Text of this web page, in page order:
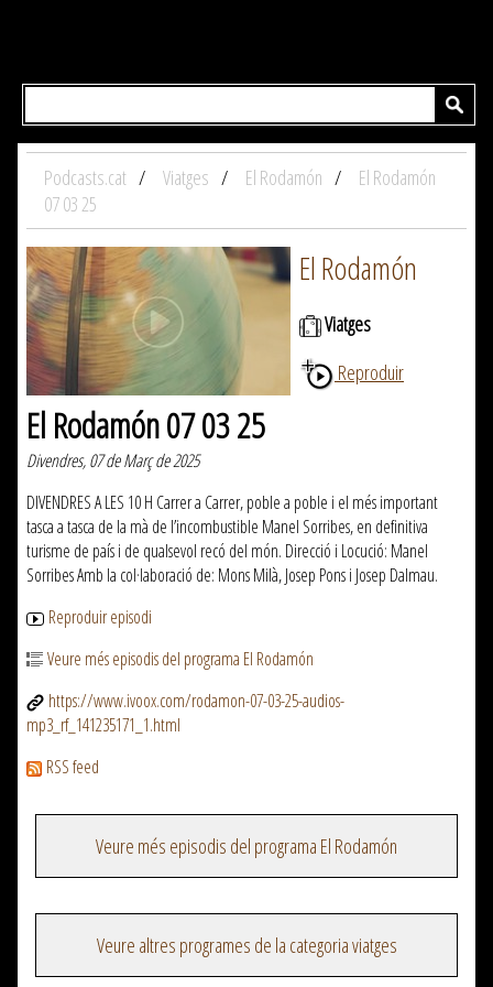
Podcasts.cat Viatges El Rodamón
El Rodamón
07 03 25
El Rodamón
Viatges
Reproduir
El Rodamón 07 03 25
Divendres, 07 de Març de 2025
DIVENDRES A LES 10 H Carrer a Carrer, poble a poble i el més important
tasca a tasca de la mà de l’incombustible Manel Sorribes, en definitiva
turisme de país i de qualsevol recó del món. Direcció i Locució: Manel
Sorribes Amb la col·laboració de: Mons Milà, Josep Pons i Josep Dalmau.
Reproduir episodi
Veure més episodis del programa El Rodamón
https://www.ivoox.com/rodamon-07-03-25-audios-
mp3_rf_141235171_1.html
RSS feed
Veure més episodis del programa El Rodamón
Veure altres programes de la categoria viatges